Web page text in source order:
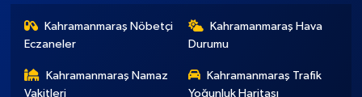
Kahramanmaraş Nöbetçi
Eczaneler
Kahramanmaraş Hava
Durumu
Kahramanmaraş Namaz
Vakitleri
Kahramanmaraş Trafik
Yoğunluk Haritası